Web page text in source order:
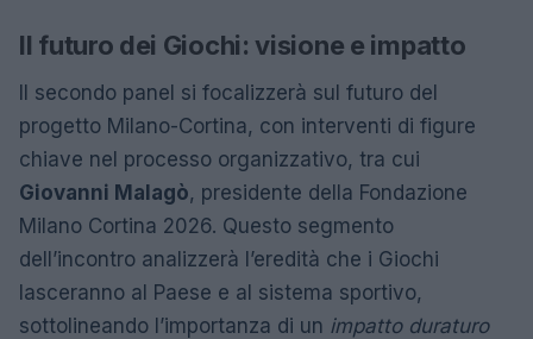
Il futuro dei Giochi: visione e impatto
Il secondo panel si focalizzerà sul futuro del
progetto Milano-Cortina, con interventi di figure
chiave nel processo organizzativo, tra cui
Giovanni Malagò, presidente della Fondazione
Milano Cortina 2026. Questo segmento
dell’incontro analizzerà l’eredità che i Giochi
lasceranno al Paese e al sistema sportivo,
sottolineando l’importanza di un impatto duraturo